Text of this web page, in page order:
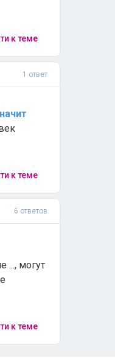
к теме
1 ответ
к теме
6 ответов
..., могут
к теме